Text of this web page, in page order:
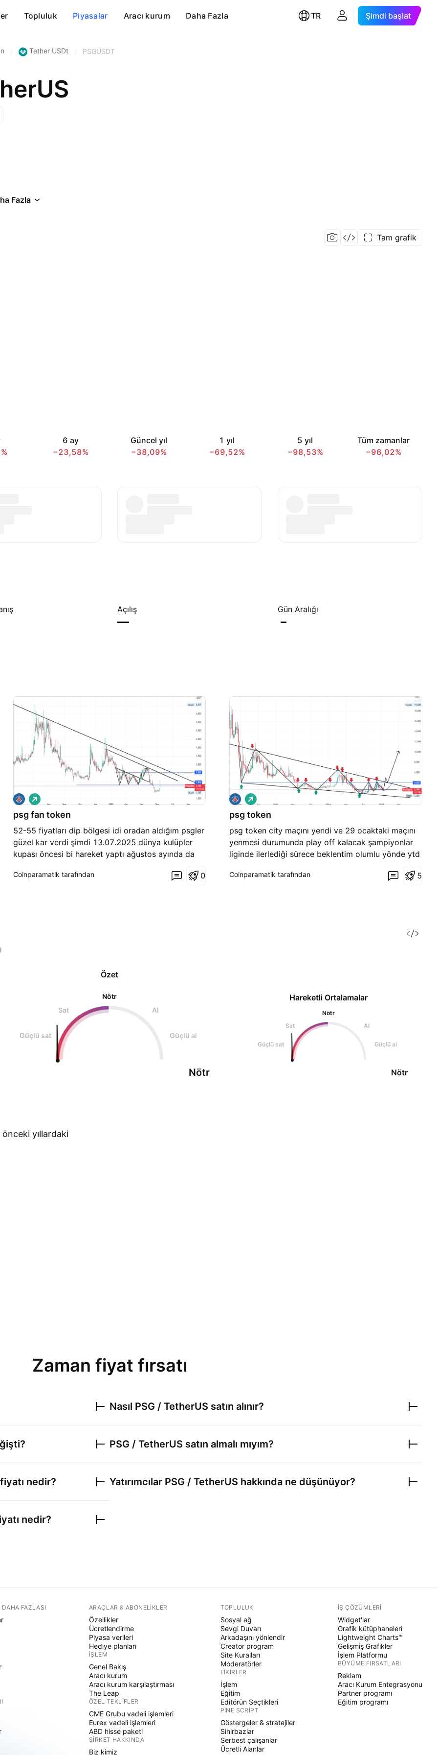
Topluluk Piyasalar Aracı kurum Daha Fazla TR Şimdi başlat
Tether USDt PSGUSDT
Fazla
Tam grafik
6 ay
−23,58%
Güncel yıl
−38,09%
1 yıl
−69,52%
5 yıl
−98,53%
Tüm zamanlar
−96,02%
Açılış
—
Gün Aralığı
–
psg fan token
52-55 fiyatları dip bölgesi idi oradan aldığım psgler
güzel kar verdi şimdi 13.07.2025 dünya kulüpler
kupası öncesi bi hareket yaptı ağustos ayında da
iki maçı da alırsa bu fiyatlarda kalmaz psg önü acık
A
l
ı
ş
Coinparamatik tarafından 0
psg token
psg token city maçını yendi ve 29 ocaktaki maçını
yenmesi durumunda play off kalacak şampiyonlar
liginde ilerlediği sürece beklentim olumlu yönde ytd
kalırsa çok iyi olacaktır.
A
l
Coinparamatik tarafından 5
Özet
Nötr
Sat
Al
Güçlü sat Güçlü al
Nötr
Hareketli Ortalamalar
Nötr
Sat
Al
Güçlü sat Güçlü al
Nötr
yıllardaki
Zaman fiyat fırsatı
nedir?
nedir?
Nasıl PSG / TetherUS satın alınır?
PSG / TetherUS satın almalı mıyım?
Yatırımcılar PSG / TetherUS hakkında ne düşünüyor?
FAZLASI ARAÇLAR & ABONELIKLER
Özellikler
Ücretlendirme
Piyasa verileri
Hediye planları
İŞLEM
Genel Bakış
Aracı kurum
Aracı kurum karşılaştırması
The Leap
ÖZEL TEKLIFLER
CME Grubu vadeli işlemleri
Eurex vadeli işlemleri
ABD hisse paketi
ŞIRKET HAKKINDA
Biz kimiz
TOPLULUK
Sosyal ağ
Sevgi Duvarı
Arkadaşını yönlendir
Creator program
Site Kuralları
Moderatörler
FIKIRLER
İşlem
Eğitim
Editörün Seçtikleri
PINE SCRIPT
Göstergeler & stratejiler
Sihirbazlar
Serbest çalışanlar
Ücretli Alanlar
İŞ ÇÖZÜMLERI
Widget'lar
Grafik kütüphaneleri
Lightweight Charts™
Gelişmiş Grafikler
İşlem Platformu
BÜYÜME FIRSATLARI
Reklam
Aracı Kurum Entegrasyonu
Partner programı
Eğitim programı